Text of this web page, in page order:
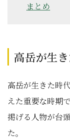
まとめ
高岳が生
高岳が生きた時
えた重要な時期
掲げる人物が台
た。